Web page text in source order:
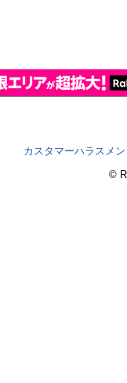
カスタマーハラスメ
©